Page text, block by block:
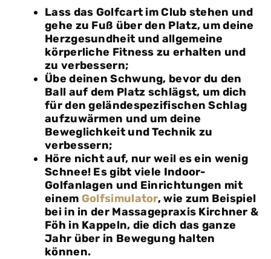
Lass das Golfcart im Club stehen und
gehe zu Fuß über den Platz, um deine
Herzgesundheit und allgemeine
körperliche Fitness zu erhalten und
zu verbessern;
Übe deinen Schwung, bevor du den
Ball auf dem Platz schlägst, um dich
für den geländespezifischen Schlag
aufzuwärmen und um deine
Beweglichkeit und Technik zu
verbessern;
Höre nicht auf, nur weil es ein wenig
Schnee! Es gibt viele Indoor-
Golfanlagen und Einrichtungen mit
einem Golfsimulator, wie zum Beispiel
bei in in der Massagepraxis Kirchner &
Föh in Kappeln, die dich das ganze
Jahr über in Bewegung halten
können.